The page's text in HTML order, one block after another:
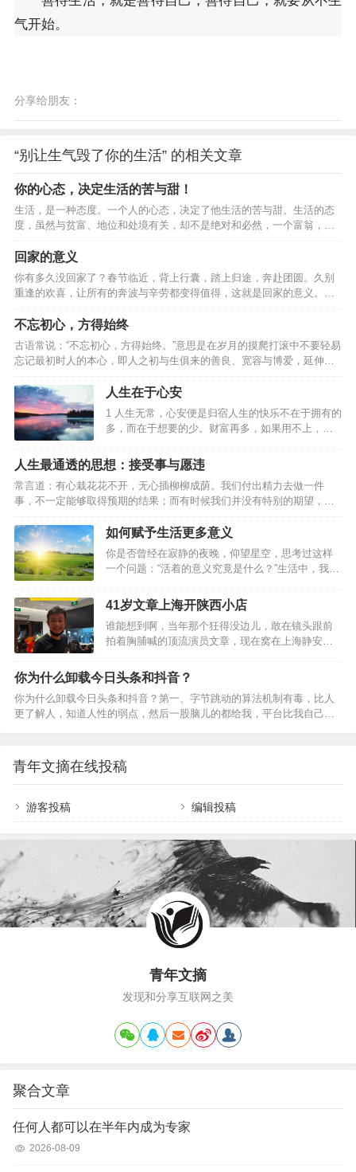
气开始。
分享给朋友：
“别让生气毁了你的生活” 的相关文章
你的心态，决定生活的苦与甜！
生活，是一种态度。一个人的心态，决定了他生活的苦与甜。生活的态
度，虽然与贫富、地位和处境有关，却不是绝对和必然，一个富翁，或
许会整日愁容满面，而一个穷人，则可能会快乐悠然；一个健康的人，
或许会怨天尤人，而一个残疾人，也许能坦然乐观；一个一帆风顺的
人，或许会愁眉不展，而一个身处逆境的人，或许能面带笑颜。我们虽
然不能掌握生命的长度，但可以改变生命的宽度；我们虽然不能改变自
己的命运，但可以改变面对命运的心态。人的命运随着心态的好坏而改
变。换个立场看人生，可以宽容大度的处世；换种心态看人生，可以将
愁容改…
回家的意义
你有多久没回家了？春节临近，背上行囊，踏上归途，奔赴团圆。久别
重逢的欢喜，让所有的奔波与辛劳都变得值得，这就是回家的意义。…
不忘初心，方得始终
古语常说：“不忘初心，方得始终。”意思是在岁月的摸爬打滚中不要轻易
忘记最初时人的本心，即人之初与生俱来的善良、宽容与博爱，延伸开
来就是指不要被现实打败了梦想，应该坚守理想。但是，现实的状况往
往是这样：也许你原本觉得拥有一样东西，就拥有了幸福；也许你原本
觉得完成了某件事，这一阶段的生活就变得圆满；也许你原本觉得你现
在所想要得到的一切就是最终你想要的全部。然而，事实却往往不是这
样，当你实现了最初的愿望，你会不自觉地开始思考：我要的仅仅只有
这些吗？再回首时，发现自己已经变了，变得贪婪或者是刻薄，变得
失…
人生在于心安
1 人生无常，心安便是归宿人生的快乐不在于拥有的
多，而在于想要的少。财富再多，如果用不上，也
自己需要什么，需要多少，然后再去追求。有目的
地寻找，总要比无目的地获取能给人们更大的幸福
感。2 生命的意义在于让别人快乐人生的真正意义不
在于长度，而在于质量。人生的质量不在于拥有多
少，而在于帮助别人多少。想要做到这点，自然要
从做个好人开始。约束自己、爱护亲友、帮助他
人，让自己成为别人需要的人，让自己在别人的人
生中占有一个位置，生命才算是真正的精彩。3 无限
人生最通透的思想：接受事与愿违
常言道：有心栽花花不开，无心插柳柳成荫。我们付出精力去做一件
事，不一定能够取得预期的结果；而有时候我们并没有特别的期望，却
无意中获得意想不到的收获。人生充满了不确定性，而怎样才算真正的
通透？走过半生，比起年轻时的激情与冲劲，我们更需要的是一份随遇
而安的从容。接受事与愿违，是中年人该有的通透。01事与愿违，本是
人生常态林清玄说：“人生不如意之事十有八九，常想一二，不思八九，
事事如意。”在人生的旅途中，不如意之事远比如意之事要多得多。我们
要坦然接受：事与愿违，本是人生常态。一位老人年轻时梦想成为一
名…
如何赋予生活更多意义
你是否曾经在寂静的夜晚，仰望星空，思考过这样
一个问题：“活着的意义究竟是什么？”生活中，我们
予我们的存在以合理性。生活并不只是关于生存，
而是关于寻找和实现我们的潜能。每个人都像是一
块未雕琢的玉石，需要经过磨砺和雕琢，才能展现
出内在的价值。因此，活着的意义在于自我实现，
不断探索和成长。很多时候，我们感到迷茫和无
助，是因为我们没有找到自己的使命和目标。通过
找到自己的热情和兴趣所在，从而赋予生活更多的
意义。当然，生…
41岁文章上海开陕西小店
谁能想到啊，当年那个狂得没边儿，敢在镜头跟前
拍着胸脯喊的顶流演员文章，现在窝在上海静安区
身给顾客递菜单。那个以前眼高于顶的影帝，如今
成了烟火气里最踏实的小店老板，跟当年那副嚣张
劲儿比，简直是两个人。41岁文章彻底退圈？上海
开陕西小店躬身递菜单，面相都变了！这家店叫八
人刻在骨子里的家常味儿，人均三十到五十块，接
地气到骨子里，半点儿明星开店的那些花里胡哨套
你为什么卸载今日头条和抖音？
你为什么卸载今日头条和抖音？第一、字节跳动的算法机制有毒，比人
更了解人，知道人性的弱点，然后一股脑儿的都给我，平台比我自己清
娘，得问头条君，即便是垂直领域的内容，知乎都是水答案。情怀虽
好，可不要贪杯，内容不醉人人自醉。第三、抖音是所有短视频平台最
货，都是大家投票选举产生的，每一次点赞，都意味着当天流量池的流
量…
青年文摘在线投稿
游客投稿 编辑投稿
青年文摘
发现和分享互联网之美
聚合文章
任何人都可以在半年内成为专家
2026-08-09